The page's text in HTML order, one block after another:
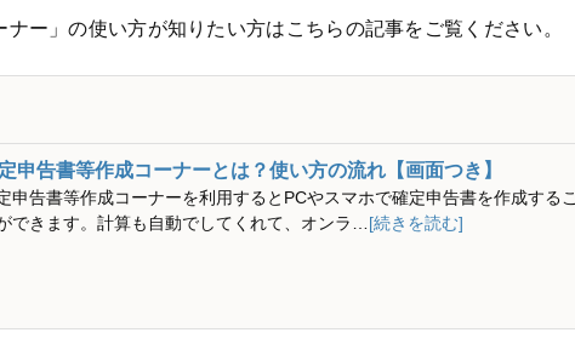
ー」の使い方が知りたい方はこちらの記事をご覧ください。
申告書等作成コーナーとは？使い方の流れ【画面つき】
申告書等作成コーナーを利用するとPCやスマホで確定申告書を作成するこ
できます。計算も自動でしてくれて、オンラ… [続きを読む]